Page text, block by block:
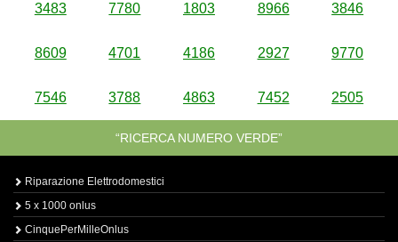
3483 7780 1803 8966 3846
8609 4701 4186 2927 9770
7546 3788 4863 7452 2505
“RICERCA NUMERO VERDE”
Riparazione Elettrodomestici
5 x 1000 onlus
CinquePerMilleOnlus